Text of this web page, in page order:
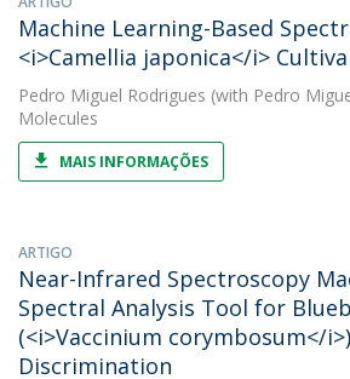
Machine Learning-Based
<i>Camellia japonica</i>
Pedro Miguel Rodrigues (with Pedro
Molecules
MAIS INFORMAÇÕES
ARTIGO
Near-Infrared Spectroscopy
Spectral Analysis Tool for
(<i>Vaccinium corymbosum</
Discrimination